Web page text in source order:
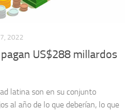
2022
US$288 millardos
latina son en su conjunto
al año de lo que deberían, lo que